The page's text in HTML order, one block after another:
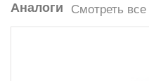
Аналоги Смотреть все